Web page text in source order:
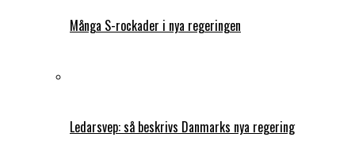
Många S-rockader i nya regeringen
Ledarsvep: så beskrivs Danmarks nya regering